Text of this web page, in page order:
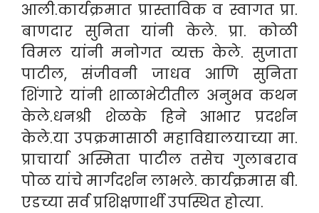
आली.कार्यक्रमात प्रास्ताविक व स्वागत प्रा.
बाणदार सुनिता यांनी केले. प्रा. कोळी
विमल यांनी मनोगत व्यक्त केले. सुजाता
पाटील, संजीवनी जाधव आणि सुनिता
शिंगारे यांनी शाळाभेटीतील अनुभव कथन
केले.धनश्री शेळके हिने आभार प्रदर्शन
केले.या उपक्रमासाठी महाविद्यालयाच्या मा.
प्राचार्या अस्मिता पाटील तसेच गुलाबराव
पोळ यांचे मार्गदर्शन लाभले. कार्यक्रमास बी.
एडच्या सर्व प्रशिक्षणार्थी उपस्थित होत्या.